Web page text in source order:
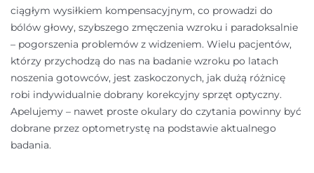
ciągłym wysiłkiem kompensacyjnym, co prowadzi do
bólów głowy, szybszego zmęczenia wzroku i paradoksalnie
– pogorszenia problemów z widzeniem. Wielu pacjentów,
którzy przychodzą do nas na badanie wzroku po latach
noszenia gotowców, jest zaskoczonych, jak dużą różnicę
robi indywidualnie dobrany korekcyjny sprzęt optyczny.
Apelujemy – nawet proste okulary do czytania powinny być
dobrane przez optometrystę na podstawie aktualnego
badania.